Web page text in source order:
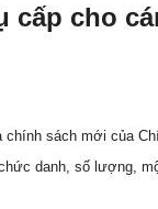
cấp cho
chính sách mới của
danh, số lượng,